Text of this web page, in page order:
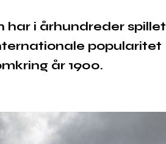
har i århundreder spillet
popularitet
år 1900.